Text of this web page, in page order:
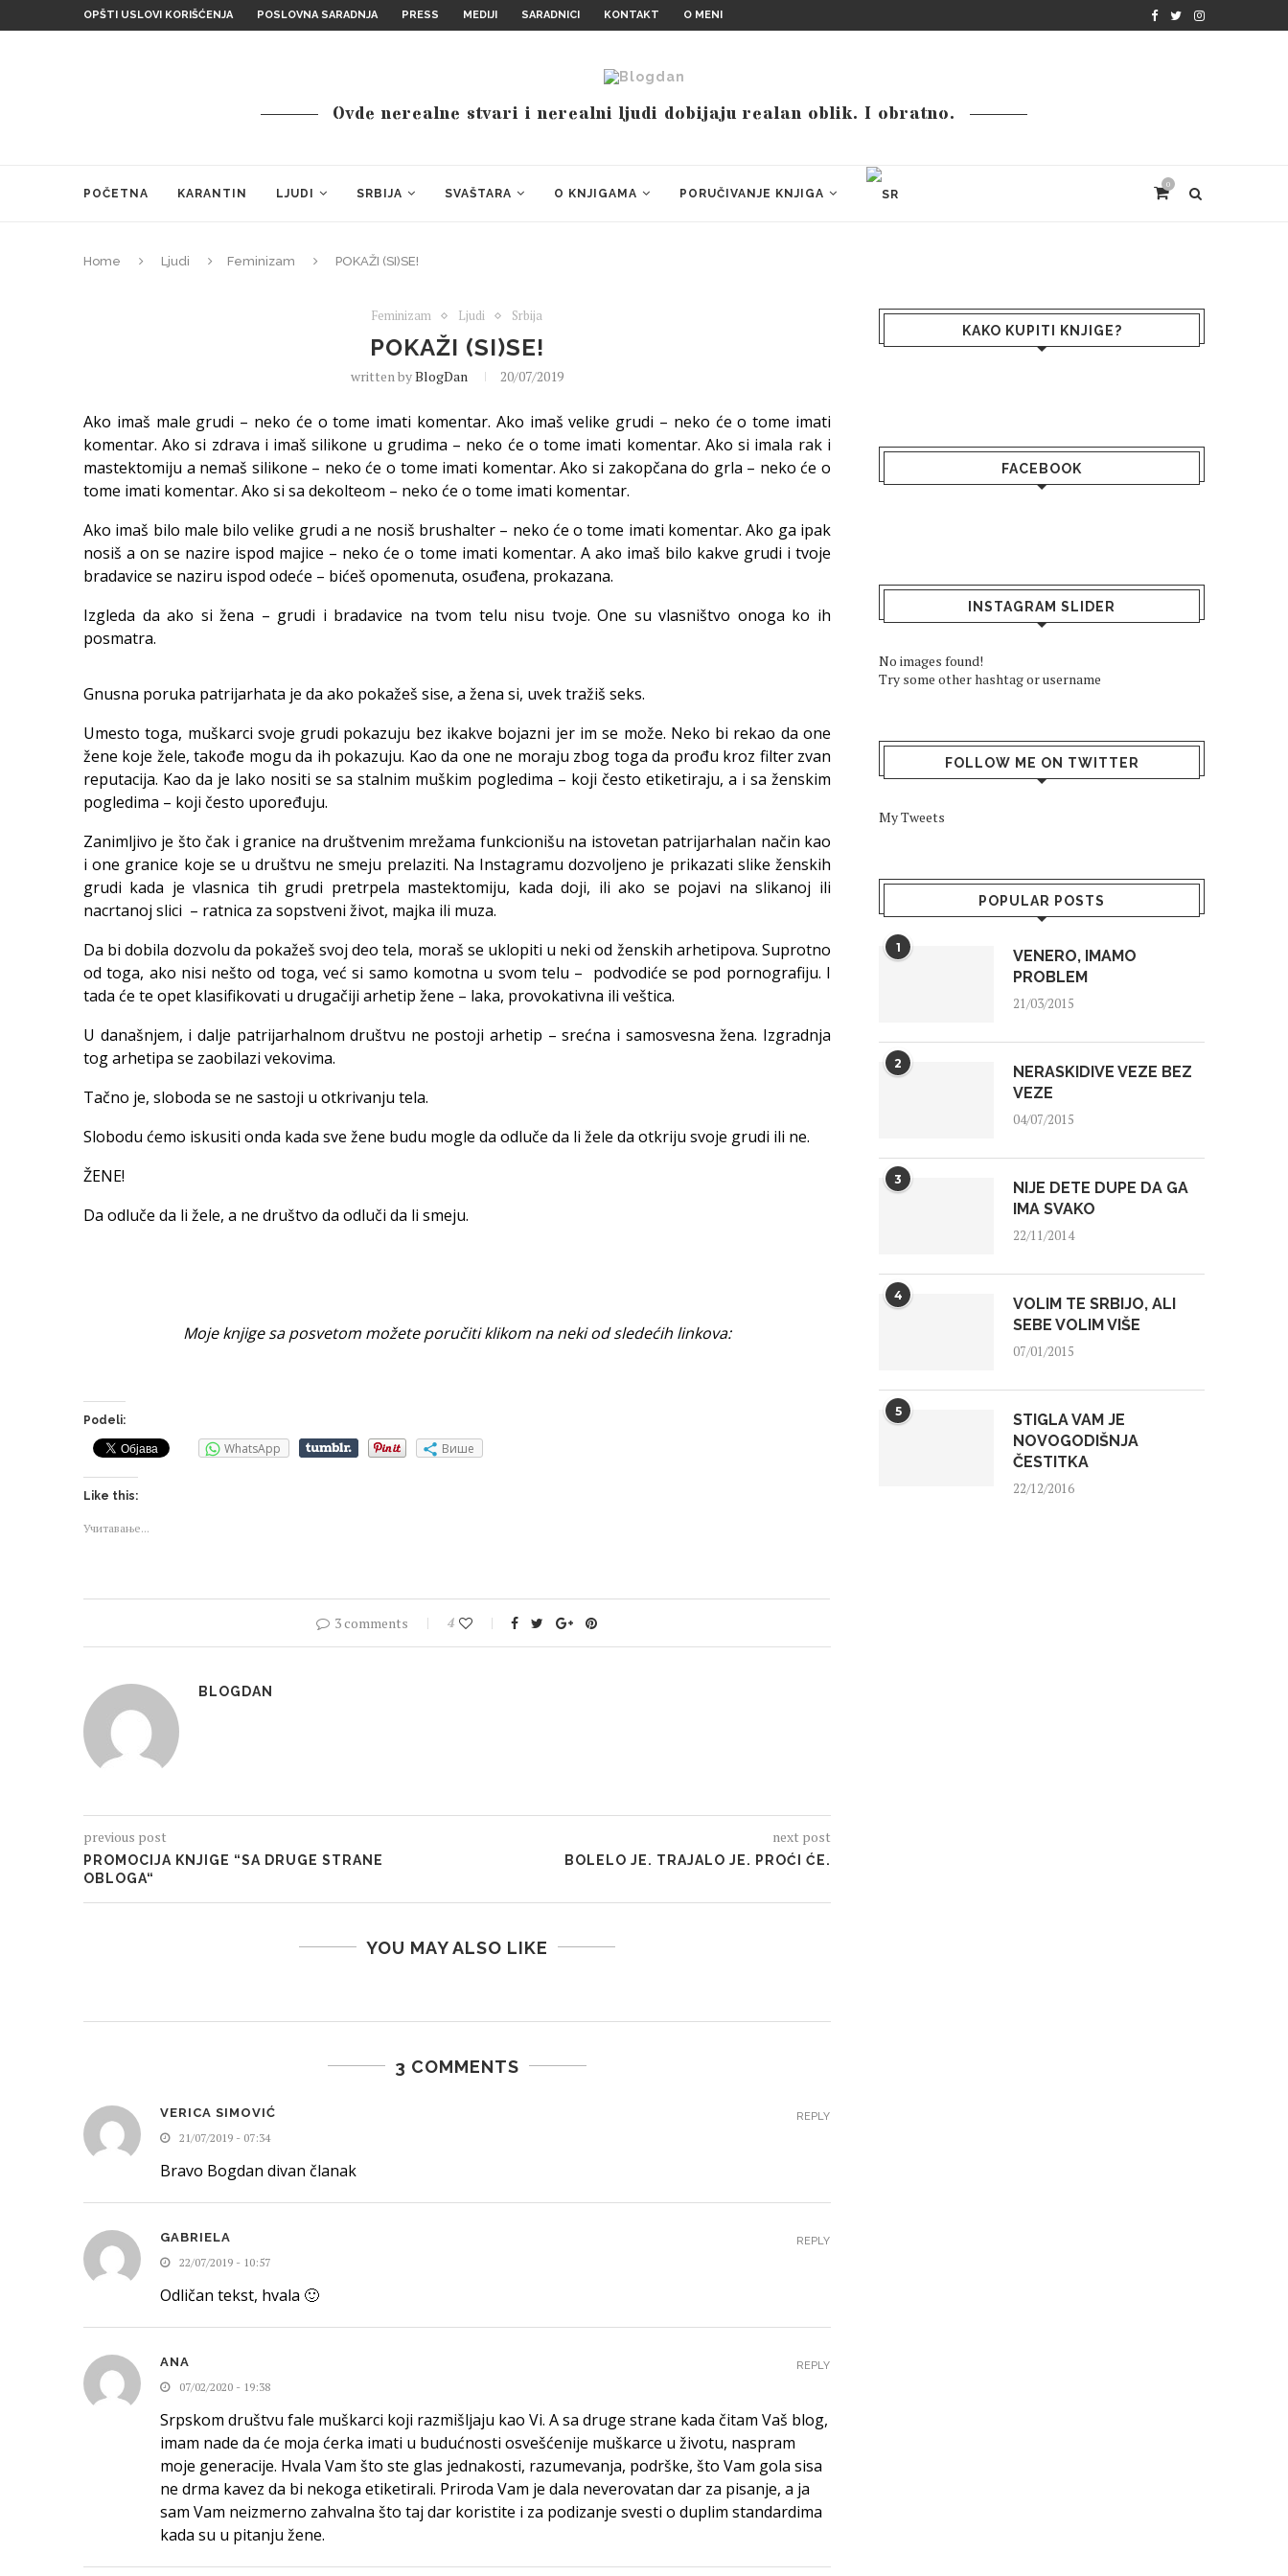
OPŠTI USLOVI KORIŠĆENJA POSLOVNA SARADNJA PRESS MEDIJI SARADNICI KONTAKT O MENI
Ovde nerealne stvari i nerealni ljudi dobijaju realan oblik. I obratno.
POČETNA KARANTIN LJUDI SRBIJA SVAŠTARA O KNJIGAMA PORUČIVANJE KNJIGA
0
Home Ljudi Feminizam POKAŽI (SI)SE!
Feminizam Ljudi Srbija
POKAŽI (SI)SE!
written byBlogDan 20/07/2019
Ako imaš male grudi – neko će o tome imati komentar. Ako imaš velike grudi – neko će o tome imati
komentar. Ako si zdrava i imaš silikone u grudima – neko će o tome imati komentar. Ako si imala rak i
mastektomiju a nemaš silikone – neko će o tome imati komentar. Ako si zakopčana do grla – neko će o
tome imati komentar. Ako si sa dekolteom – neko će o tome imati komentar.
Ako imaš bilo male bilo velike grudi a ne nosiš brushalter – neko će o tome imati komentar. Ako ga ipak
nosiš a on se nazire ispod majice – neko će o tome imati komentar. A ako imaš bilo kakve grudi i tvoje
bradavice se naziru ispod odeće – bićeš opomenuta, osuđena, prokazana.
Izgleda da ako si žena – grudi i bradavice na tvom telu nisu tvoje. One su vlasništvo onoga ko ih
posmatra.
Gnusna poruka patrijarhata je da ako pokažeš sise, a žena si, uvek tražiš seks.
Umesto toga, muškarci svoje grudi pokazuju bez ikakve bojazni jer im se može. Neko bi rekao da one
žene koje žele, takođe mogu da ih pokazuju. Kao da one ne moraju zbog toga da prođu kroz filter zvan
reputacija. Kao da je lako nositi se sa stalnim muškim pogledima – koji često etiketiraju, a i sa ženskim
pogledima – koji često upoređuju.
Zanimljivo je što čak i granice na društvenim mrežama funkcionišu na istovetan patrijarhalan način kao
i one granice koje se u društvu ne smeju prelaziti. Na Instagramu dozvoljeno je prikazati slike ženskih
grudi kada je vlasnica tih grudi pretrpela mastektomiju, kada doji, ili ako se pojavi na slikanoj ili
nacrtanoj slici – ratnica za sopstveni život, majka ili muza.
Da bi dobila dozvolu da pokažeš svoj deo tela, moraš se uklopiti u neki od ženskih arhetipova. Suprotno
od toga, ako nisi nešto od toga, već si samo komotna u svom telu – podvodiće se pod pornografiju. I
tada će te opet klasifikovati u drugačiji arhetip žene – laka, provokativna ili veštica.
U današnjem, i dalje patrijarhalnom društvu ne postoji arhetip – srećna i samosvesna žena. Izgradnja
tog arhetipa se zaobilazi vekovima.
Tačno je, sloboda se ne sastoji u otkrivanju tela.
Slobodu ćemo iskusiti onda kada sve žene budu mogle da odluče da li žele da otkriju svoje grudi ili ne.
ŽENE!
Da odluče da li žele, a ne društvo da odluči da li smeju.
Moje knjige sa posvetom možete poručiti klikom na neki od sledećih linkova:
Podeli:
WhatsApp Више
Like this:
Учитавање...
3 comments 4
BLOGDAN
previous post
PROMOCIJA KNJIGE “SA DRUGE STRANE
OBLOGA“
next post
BOLELO JE. TRAJALO JE. PROĆI ĆE.
YOU MAY ALSO LIKE
3 COMMENTS
VERICA SIMOVIĆ
21/07/2019 - 07:34
Bravo Bogdan divan članak
REPLY
GABRIELA
22/07/2019 - 10:57
Odličan tekst, hvala 🙂
REPLY
ANA
07/02/2020 - 19:38
Srpskom društvu fale muškarci koji razmišljaju kao Vi. A sa druge strane kada čitam Vaš blog,
imam nade da će moja ćerka imati u budućnosti osvešćenije muškarce u životu, naspram
moje generacije. Hvala Vam što ste glas jednakosti, razumevanja, podrške, što Vam gola sisa
ne drma kavez da bi nekoga etiketirali. Priroda Vam je dala neverovatan dar za pisanje, a ja
sam Vam neizmerno zahvalna što taj dar koristite i za podizanje svesti o duplim standardima
kada su u pitanju žene.
REPLY
KAKO KUPITI KNJIGE?
FACEBOOK
INSTAGRAM SLIDER
No images found!
Try some other hashtag or username
FOLLOW ME ON TWITTER
My Tweets
POPULAR POSTS
1
VENERO, IMAMO
PROBLEM
21/03/2015
2
NERASKIDIVE VEZE BEZ
VEZE
04/07/2015
3
NIJE DETE DUPE DA GA
IMA SVAKO
22/11/2014
4
VOLIM TE SRBIJO, ALI
SEBE VOLIM VIŠE
07/01/2015
5
STIGLA VAM JE
NOVOGODIŠNJA
ČESTITKA
22/12/2016